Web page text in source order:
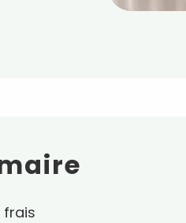
frais